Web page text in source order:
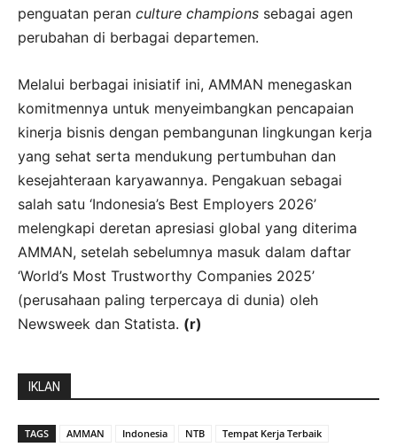
penguatan peran culture champions sebagai agen
perubahan di berbagai departemen.
Melalui berbagai inisiatif ini, AMMAN menegaskan
komitmennya untuk menyeimbangkan pencapaian
kinerja bisnis dengan pembangunan lingkungan kerja
yang sehat serta mendukung pertumbuhan dan
kesejahteraan karyawannya. Pengakuan sebagai
salah satu ‘Indonesia’s Best Employers 2026’
melengkapi deretan apresiasi global yang diterima
AMMAN, setelah sebelumnya masuk dalam daftar
‘World’s Most Trustworthy Companies 2025’
(perusahaan paling terpercaya di dunia) oleh
Newsweek dan Statista. (r)
IKLAN
TAGS AMMAN Indonesia NTB Tempat Kerja Terbaik